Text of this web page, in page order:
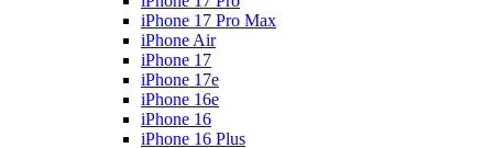
iPhone 17 Pro Max
iPhone Air
iPhone 17
iPhone 17e
iPhone 16e
iPhone 16
iPhone 16 Plus